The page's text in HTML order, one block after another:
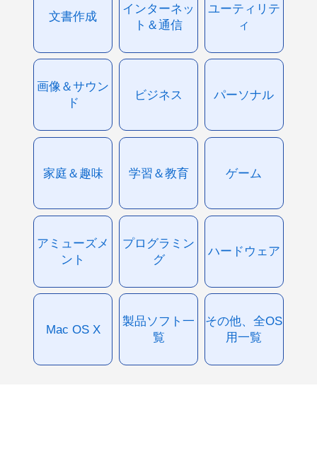
文書作成
インターネッ
ト＆通信
ユーティリテ
ィ
画像＆サウン
ド
ビジネス パーソナル
家庭＆趣味 学習＆教育 ゲーム
アミューズメ
ント
プログラミン
グ
ハードウェア
Mac OS X
製品ソフト一
覧
その他、全OS
用一覧